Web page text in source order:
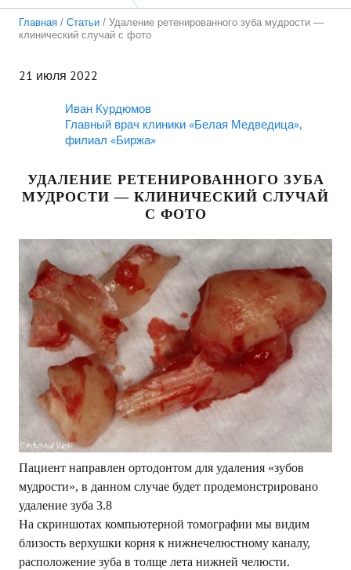
Главная / Статьи / Удаление ретенированного зуба мудрости —
клинический случай с фото
21 июля 2022
Иван Курдюмов
Главный врач клиники «Белая Медведица»,
филиал «Биржа»
УДАЛЕНИЕ РЕТЕНИРОВАННОГО ЗУБА
МУДРОСТИ — КЛИНИЧЕСКИЙ СЛУЧАЙ
С ФОТО
Пациент направлен ортодонтом для удаления «зубов
мудрости», в данном случае будет продемонстрировано
удаление зуба 3.8
На скриншотах компьютерной томографии мы видим
близость верхушки корня к нижнечелюстному каналу,
расположение зуба в толще лета нижней челюсти.